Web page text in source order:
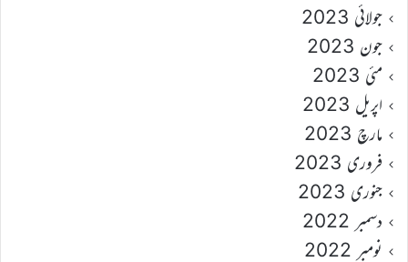
جولائی 2023
جون 2023
مئی 2023
اپریل 2023
مارچ 2023
فروری 2023
جنوری 2023
دسمبر 2022
نومبر 2022